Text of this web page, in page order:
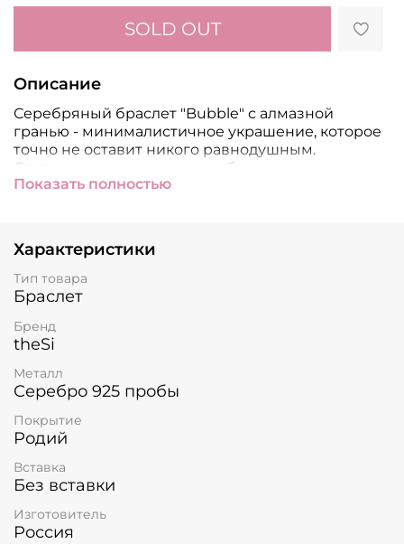
SOLD OUT
Описание
Серебряный браслет "Bubble" с алмазной
гранью - минималистичное украшение, которое
точно не оставит никого равнодушным.
Стильное украшение с серебряными шариками
всегда дополняет любой образ, а сияющая
диаметр каждого шарика - 3 мм.
Показать полностью
Характеристики
Тип товара
Браслет
Бренд
theSi
Металл
Серебро 925 пробы
Покрытие
Родий
Вставка
Без вставки
Изготовитель
Россия